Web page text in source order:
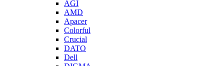
AGI
AMD
Apacer
Colorful
Crucial
DATO
Dell